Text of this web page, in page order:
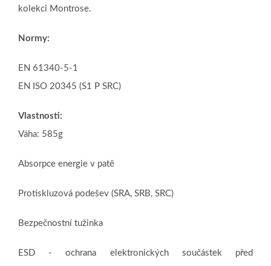
kolekci Montrose.
Normy:
EN 61340-5-1
EN ISO 20345 (S1 P SRC)
Vlastnosti:
Váha: 585g
Absorpce energie v patě
Protiskluzová podešev (SRA, SRB, SRC)
Bezpečnostní tužinka
ESD - ochrana elektronických součástek před